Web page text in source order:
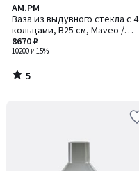
AM.PM
Ваза из выдувного стекла с 4
кольцами, В25 см, Maveo /
Мавео
10200 ₽-15%
8670 ₽
5
/
5
5
/